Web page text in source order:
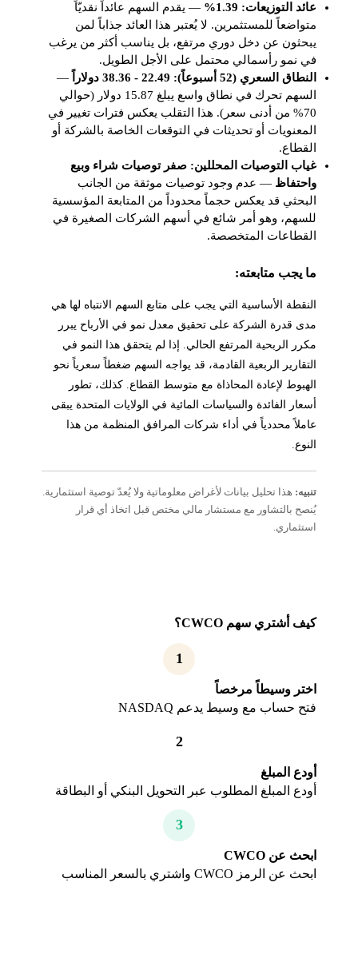
عائد التوزيعات: 1.39%
— يقدم السهم عائداً نقديّاً
متواضعاً للمستثمرين. لا يُعتبر هذا العائد جذاباً لمن
يبحثون عن دخل دوري مرتفع، بل يناسب أكثر من يرغب
في نمو رأسمالي محتمل على الأجل الطويل.
النطاق السعري (52 أسبوعاً): 22.49 - 38.36 دولاراً
—
السهم تحرك في نطاق واسع يبلغ 15.87 دولار (حوالي
70% من أدنى سعر). هذا التقلب يعكس فترات تغيير في
المعنويات أو تحديثات في التوقعات الخاصة بالشركة أو
القطاع.
غياب التوصيات المحللين: صفر توصيات شراء وبيع
واحتفاظ— عدم وجود توصيات موثقة من الجانب
البحثي قد يعكس حجماً محدوداً من المتابعة المؤسسية
للسهم، وهو أمر شائع في أسهم الشركات الصغيرة في
القطاعات المتخصصة.
ما يجب متابعته:
النقطة الأساسية التي يجب على متابع السهم الانتباه لها هي
مدى قدرة الشركة على تحقيق معدل نمو في الأرباح يبرر
مكرر الربحية المرتفع الحالي. إذا لم يتحقق هذا النمو في
التقارير الربعية القادمة، قد يواجه السهم ضغطاً سعرياً نحو
الهبوط لإعادة المحاذاة مع متوسط القطاع. كذلك، تطور
أسعار الفائدة والسياسات المائية في الولايات المتحدة يبقى
عاملاً محددياً في أداء شركات المرافق المنظمة من هذا
النوع.
تنبيه:هذا تحليل بيانات لأغراض معلوماتية ولا يُعدّ توصية استثمارية.
يُنصح بالتشاور مع مستشار مالي مختص قبل اتخاذ أي قرار
استثماري.
كيف أشتري سهم CWCO؟
1
اختر وسيطاً مرخصاً
فتح حساب مع وسيط يدعم NASDAQ
2
أودع المبلغ
أودع المبلغ المطلوب عبر التحويل البنكي أو البطاقة
3
ابحث عن CWCO
ابحث عن الرمز CWCO واشتري بالسعر المناسب